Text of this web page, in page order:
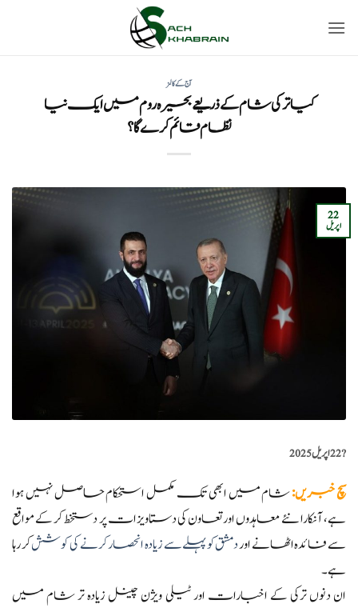
آج کے کالمز
کیا ترکی شام کے ذریعے بحیرہ روم میں ایک نیا
نظام قائم کرے گا ؟
22
اپریل
?️22 اپریل 2025
سچ خبریں:شام میں ابھی تک مکمل استحکام حاصل نہیں ہوا
ہے، آنکارا نئے معاہدوں اور تعاون کی دستاویزات پر دستخط کر کے مواقع
سے فائدہ اٹھانے اوردمشق کو پہلے سے زیادہ انحصار کرنے کی کوششکر رہا
ہے۔
ان دنوں ترکی کے اخبارات اور ٹیلی ویژن چینل زیادہ تر شام میں